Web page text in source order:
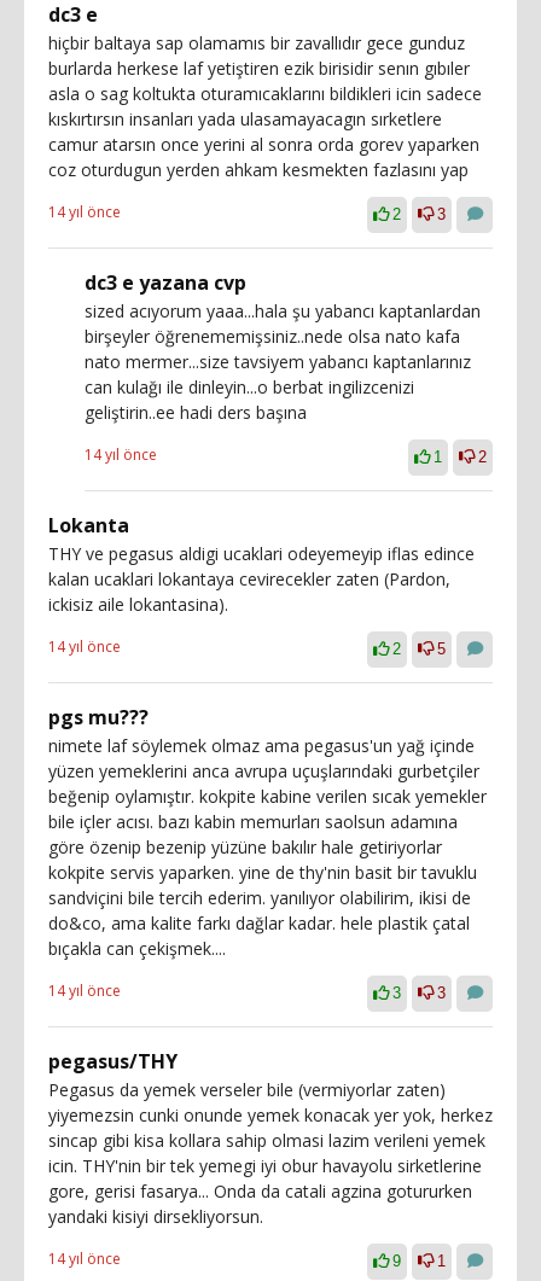
dc3 e
hiçbir baltaya sap olamamıs bir zavallıdır gece gunduz
burlarda herkese laf yetiştiren ezik birisidir senın gıbıler
asla o sag koltukta oturamıcaklarını bildikleri icin sadece
kıskırtırsın insanları yada ulasamayacagın sırketlere
camur atarsın once yerini al sonra orda gorev yaparken
coz oturdugun yerden ahkam kesmekten fazlasını yap
14 yıl önce 2 3
dc3 e yazana cvp
sized acıyorum yaaa...hala şu yabancı kaptanlardan
birşeyler öğrenememişsiniz..nede olsa nato kafa
nato mermer...size tavsiyem yabancı kaptanlarınız
can kulağı ile dinleyin...o berbat ingilizcenizi
geliştirin..ee hadi ders başına
14 yıl önce 1 2
Lokanta
THY ve pegasus aldigi ucaklari odeyemeyip iflas edince
kalan ucaklari lokantaya cevirecekler zaten (Pardon,
ickisiz aile lokantasina).
14 yıl önce 2 5
pgs mu???
nimete laf söylemek olmaz ama pegasus'un yağ içinde
yüzen yemeklerini anca avrupa uçuşlarındaki gurbetçiler
beğenip oylamıştır. kokpite kabine verilen sıcak yemekler
bile içler acısı. bazı kabin memurları saolsun adamına
göre özenip bezenip yüzüne bakılır hale getiriyorlar
kokpite servis yaparken. yine de thy'nin basit bir tavuklu
sandviçini bile tercih ederim. yanılıyor olabilirim, ikisi de
do&co, ama kalite farkı dağlar kadar. hele plastik çatal
bıçakla can çekişmek....
14 yıl önce 3 3
pegasus/THY
Pegasus da yemek verseler bile (vermiyorlar zaten)
yiyemezsin cunki onunde yemek konacak yer yok, herkez
sincap gibi kisa kollara sahip olmasi lazim verileni yemek
icin. THY'nin bir tek yemegi iyi obur havayolu sirketlerine
gore, gerisi fasarya... Onda da catali agzina gotururken
yandaki kisiyi dirsekliyorsun.
14 yıl önce 9 1